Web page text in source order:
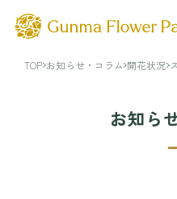
TOP お知らせ・コラム 開花状況
お知ら